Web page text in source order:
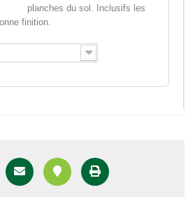
planches du sol. Inclusifs les
finition.